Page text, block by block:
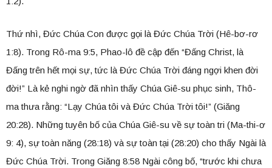
Thứ nhì, Đức Chúa Con được gọi là Đức Chúa Trời (Hê-bơ-rơ
1:8). Trong Rô-ma 9:5, Phao-lô đề cập đến “Đấng Christ, là
Đấng trên hết mọi sự, tức là Đức Chúa Trời đáng ngợi khen đời
đời!” Là kẻ nghi ngờ đã nhìn thấy Chúa Giê-su phục sinh, Thô-
ma thưa rằng: “Lạy Chúa tôi và Đức Chúa Trời tôi!” (Giăng
20:28). Những tuyên bố của Chúa Giê-su về sự toàn tri (Ma-thi-ơ
9: 4), sự toàn năng (28:18) và sự toàn tại (28:20) cho thấy Ngài là
Đức Chúa Trời. Trong Giăng 8:58 Ngài công bố, “trước khi chưa